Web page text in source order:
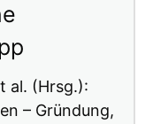
al. (Hrsg.):
– Gründung,